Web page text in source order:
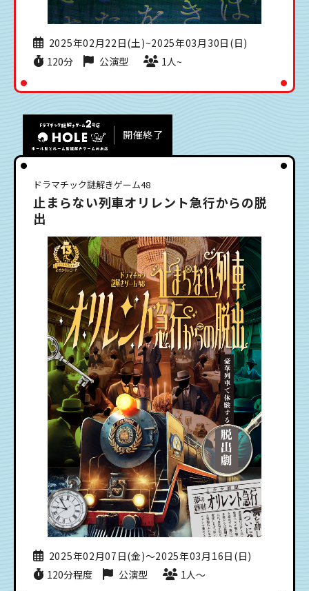
2025年02月22日(土)~2025年03月30日(日)
120分
公演型 1人~
開催終了
ドラマチック謎解きゲーム48
止まらない列車オリレント急行からの脱
出
2025年02月07日(金)〜2025年03月16日(日)
120分程度
公演型 1人〜